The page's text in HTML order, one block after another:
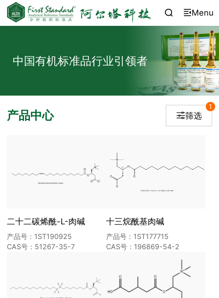
 Menu
中国有机标准品行业引领者
产品中心 筛选
1
二十二碳烯酰-L-肉碱
产品号：1ST190925
CAS号：51267-35-7
十三烷酰基肉碱
产品号：1ST177715
CAS号：196869-54-2